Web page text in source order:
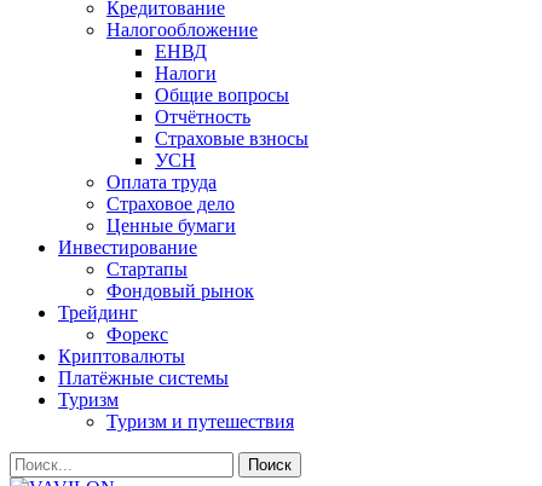
Кредитование
Налогообложение
ЕНВД
Налоги
Общие вопросы
Отчётность
Страховые взносы
УСН
Оплата труда
Страховое дело
Ценные бумаги
Инвестирование
Стартапы
Фондовый рынок
Трейдинг
Форекс
Криптовалюты
Платёжные системы
Туризм
Туризм и путешествия